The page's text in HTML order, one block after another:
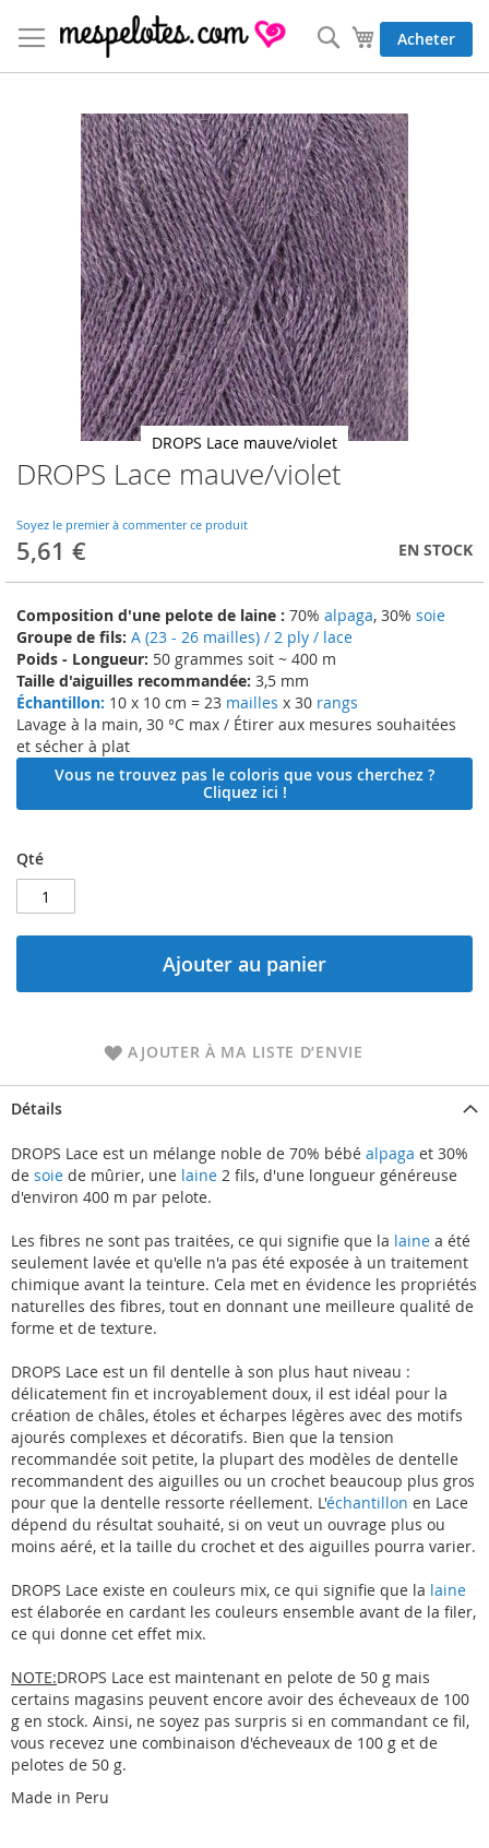
au
contenu
Mon panier
Acheter
Rechercher
DROPS Lace mauve/violet
Soyez le premier à commenter ce produit
5,61 € EN STOCK
Composition d'une pelote de laine : 70% alpaga, 30% soie
Groupe de fils: A (23 - 26 mailles) / 2 ply / lace
Poids - Longueur: 50 grammes soit ~ 400 m
Taille d'aiguilles recommandée: 3,5 mm
Échantillon: 10 x 10 cm = 23 mailles x 30 rangs
Lavage à la main, 30 °C max / Étirer aux mesures souhaitées
et sécher à plat
Vous ne trouvez pas le coloris que vous cherchez ?
Cliquez ici !
Qté
Ajouter au panier
AJOUTER À MA LISTE D’ENVIE
DROPS Lace mauve/violet
Skip
to
beginning
of
the
gallery
Détails
DROPS Lace est un mélange noble de 70% bébé alpaga et 30%
de soie de mûrier, une laine 2 fils, d'une longueur généreuse
d'environ 400 m par pelote.
Les fibres ne sont pas traitées, ce qui signifie que la laine a été
seulement lavée et qu'elle n'a pas été exposée à un traitement
chimique avant la teinture. Cela met en évidence les propriétés
naturelles des fibres, tout en donnant une meilleure qualité de
forme et de texture.
DROPS Lace est un fil dentelle à son plus haut niveau :
délicatement fin et incroyablement doux, il est idéal pour la
création de châles, étoles et écharpes légères avec des motifs
ajourés complexes et décoratifs. Bien que la tension
recommandée soit petite, la plupart des modèles de dentelle
recommandent des aiguilles ou un crochet beaucoup plus gros
pour que la dentelle ressorte réellement. L'échantillon en Lace
dépend du résultat souhaité, si on veut un ouvrage plus ou
moins aéré, et la taille du crochet et des aiguilles pourra varier.
DROPS Lace existe en couleurs mix, ce qui signifie que la laine
est élaborée en cardant les couleurs ensemble avant de la filer,
ce qui donne cet effet mix.
NOTE:DROPS Lace est maintenant en pelote de 50 g mais
certains magasins peuvent encore avoir des écheveaux de 100
g en stock. Ainsi, ne soyez pas surpris si en commandant ce fil,
vous recevez une combinaison d'écheveaux de 100 g et de
pelotes de 50 g.
Made in Peru